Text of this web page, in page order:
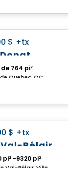
$ +tx
764 pi²
Quebec, QC
$ +tx
Val-Bélair
pi² -9320 pi²